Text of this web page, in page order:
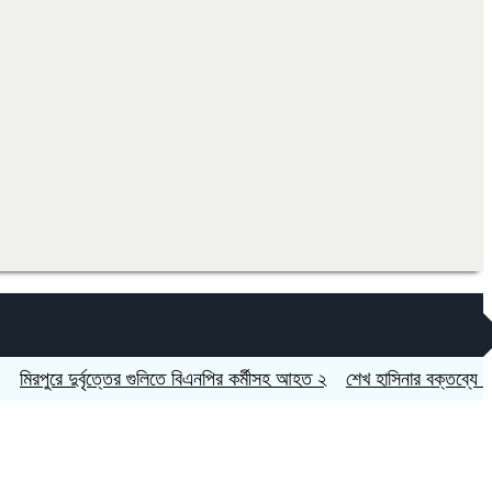
দুর্বৃত্তের গুলিতে বিএনপির কর্মীসহ আহত ২ শেখ হাসিনার বক্তব্যে সমর্থন